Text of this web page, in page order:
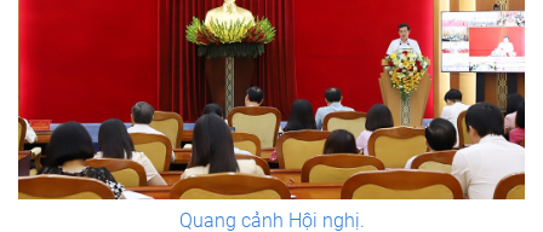
Quang cảnh Hội nghị.